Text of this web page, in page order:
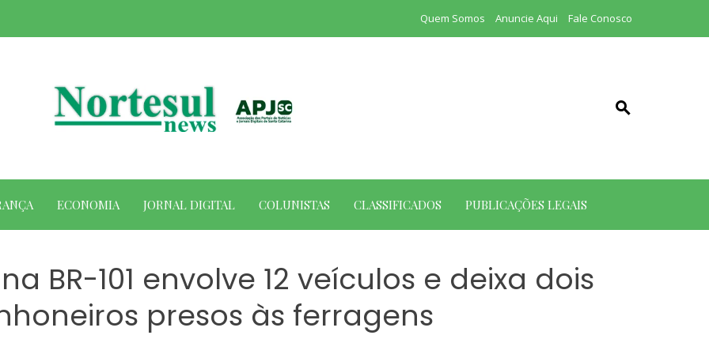
Quem Somos Anuncie Aqui Fale Conosco
ECONOMIA JORNAL DIGITAL COLUNISTAS CLASSIFICADOS PUBLICAÇÕES LEGAIS
BR-101 envolve 12 veículos e deixa dois
presos às ferragens